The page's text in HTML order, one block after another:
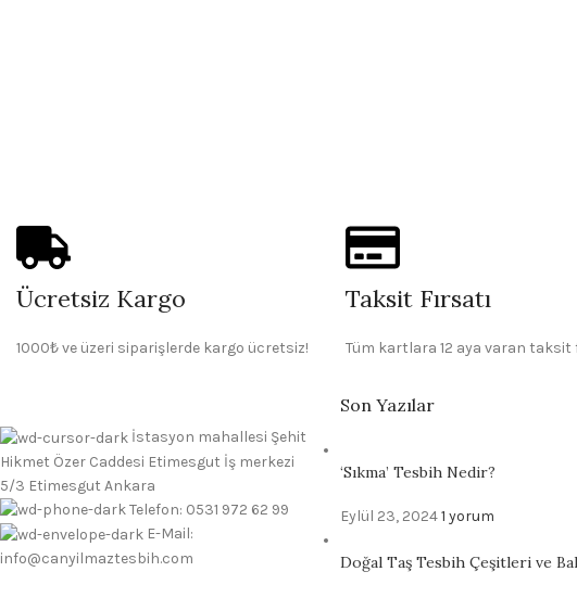
Ücretsiz Kargo
1000₺ ve üzeri siparişlerde kargo ücretsiz!
Taksit Fırsatı
Tüm kartlara 12 aya varan taksit
İstasyon mahallesi Şehit
Hikmet Özer Caddesi Etimesgut İş merkezi
5/3 Etimesgut Ankara
Telefon: 0531 972 62 99
E-Mail:
info@canyilmaztesbih.com
Son Yazılar
‘Sıkma’ Tesbih Nedir?
Eylül 23, 20241 yorum
Doğal Taş Tesbih Çeşitleri ve